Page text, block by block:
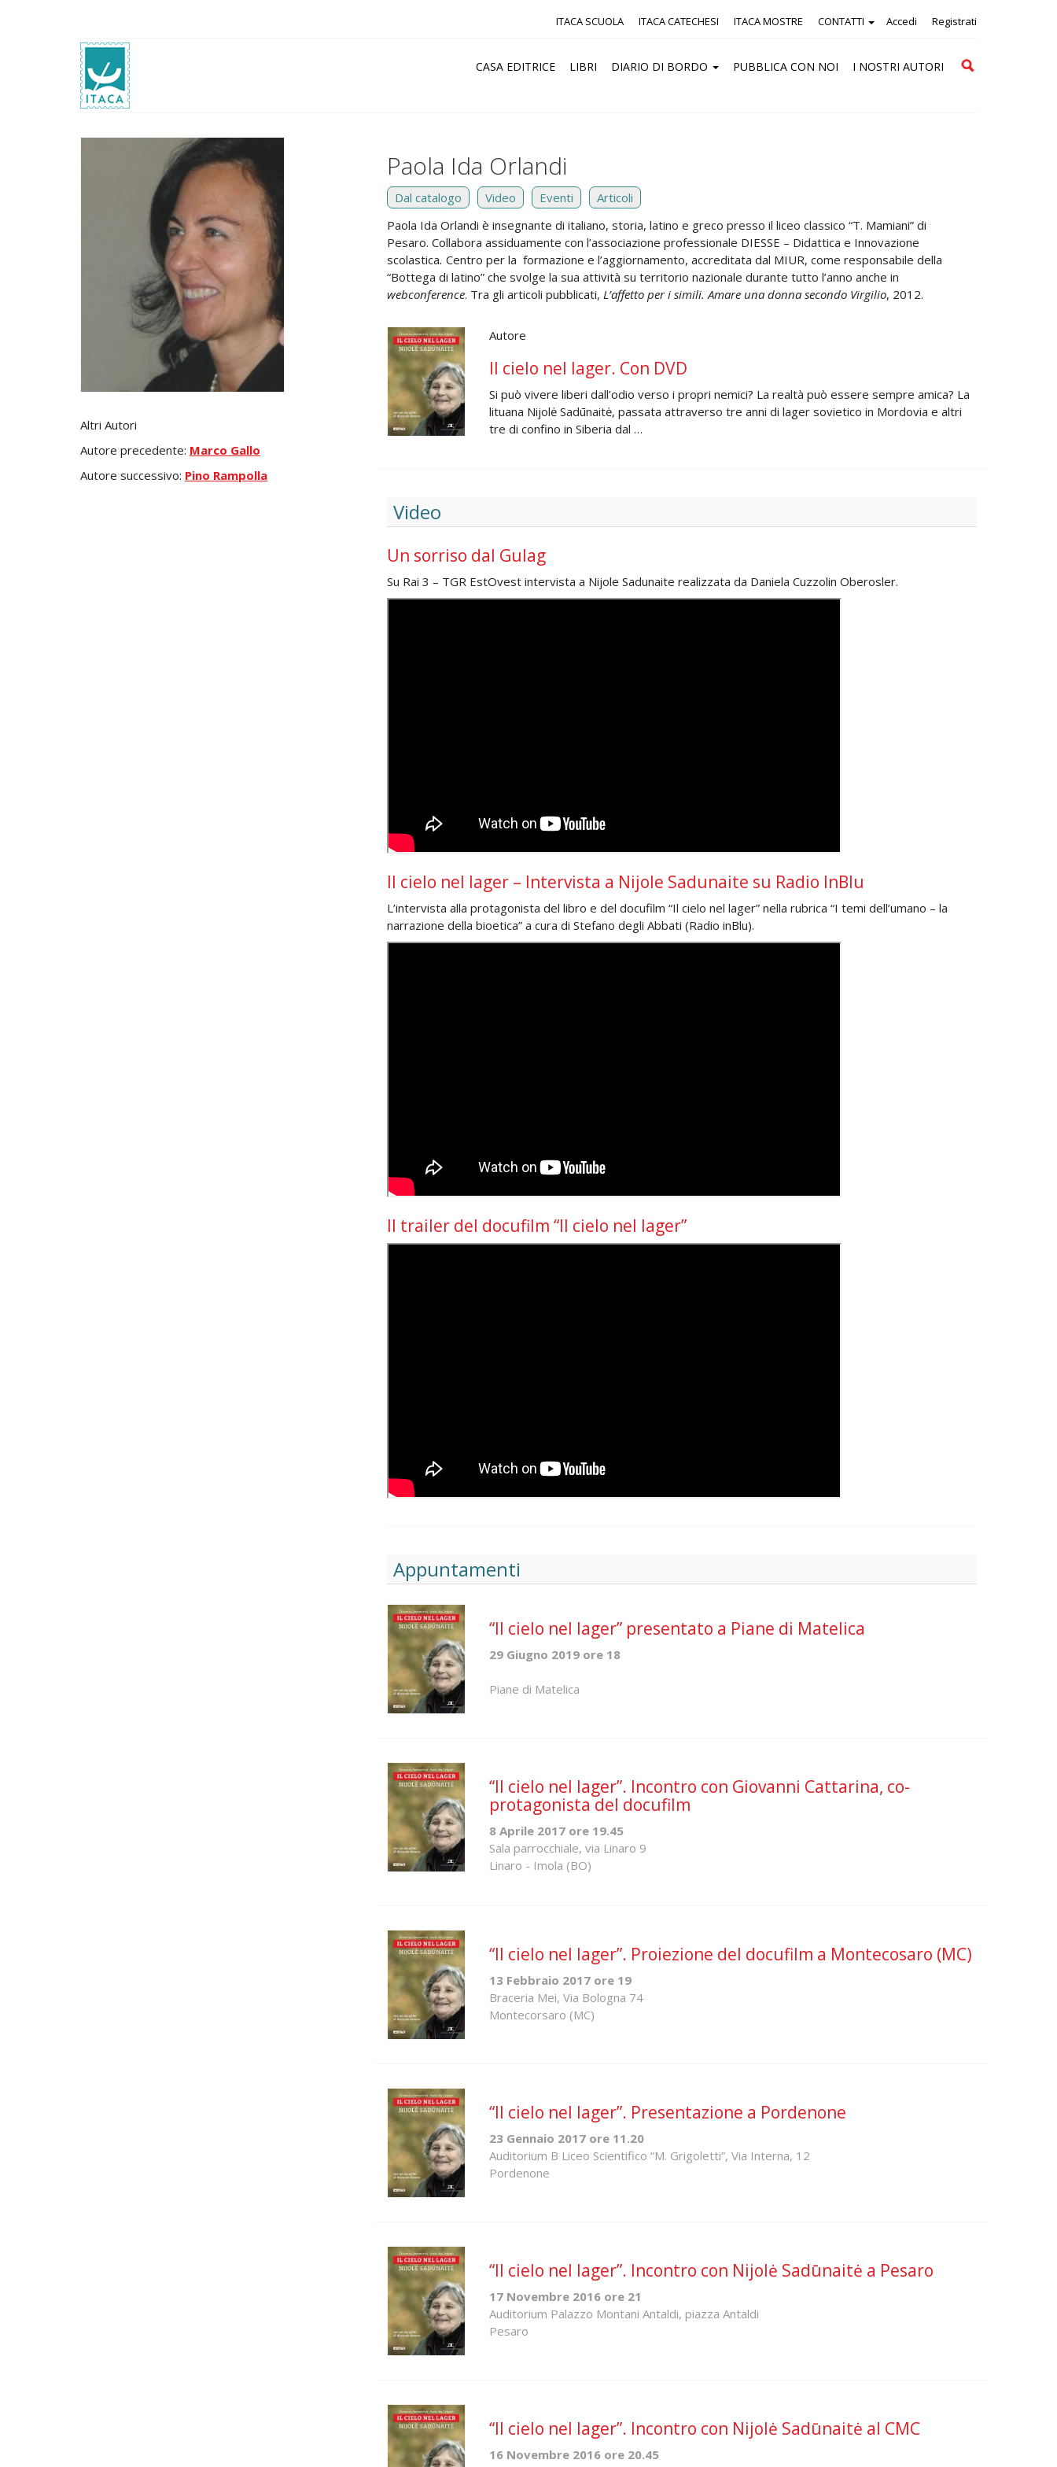
Accedi Registrati
ITACA SCUOLA ITACA CATECHESI ITACA MOSTRE CONTATTI
CASA EDITRICE LIBRI DIARIO DI BORDO PUBBLICA CON NOI I NOSTRI AUTORI
Cerca
Altri Autori
Autore precedente: Marco Gallo
Autore successivo: Pino Rampolla
Paola Ida Orlandi
Dal catalogo Video Eventi
Articoli
Paola Ida Orlandi è insegnante di italiano, storia, latino e greco presso il liceo classico “T. Mamiani” di
Pesaro. Collabora assiduamente con l’associazione professionale DIESSE – Didattica e Innovazione
scolastica. Centro per la formazione e l’aggiornamento, accreditata dal MIUR, come responsabile della
“Bottega di latino” che svolge la sua attività su territorio nazionale durante tutto l’anno anche in
webconference. Tra gli articoli pubblicati, L’affetto per i simili. Amare una donna secondo Virgilio, 2012.
Autore
Il cielo nel lager. Con DVD
Si può vivere liberi dall’odio verso i propri nemici? La realtà può essere sempre amica? La
lituana Nijolė Sadūnaitė, passata attraverso tre anni di lager sovietico in Mordovia e altri
tre di confino in Siberia dal …
Video
Un sorriso dal Gulag
Su Rai 3 – TGR EstOvest intervista a Nijole Sadunaite realizzata da Daniela Cuzzolin Oberosler.
Il cielo nel lager – Intervista a Nijole Sadunaite su Radio InBlu
L’intervista alla protagonista del libro e del docufilm “Il cielo nel lager” nella rubrica “I temi dell’umano – la
narrazione della bioetica” a cura di Stefano degli Abbati (Radio inBlu).
Il trailer del docufilm “Il cielo nel lager”
Appuntamenti
“Il cielo nel lager” presentato a Piane di Matelica
29 Giugno 2019 ore 18
Piane di Matelica
“Il cielo nel lager”. Incontro con Giovanni Cattarina, co-
protagonista del docufilm
8 Aprile 2017 ore 19.45
Sala parrocchiale, via Linaro 9
Linaro - Imola (BO)
“Il cielo nel lager”. Proiezione del docufilm a Montecosaro (MC)
13 Febbraio 2017 ore 19
Braceria Mei, Via Bologna 74
Montecorsaro (MC)
“Il cielo nel lager”. Presentazione a Pordenone
23 Gennaio 2017 ore 11.20
Auditorium B Liceo Scientifico “M. Grigoletti”, Via Interna, 12
Pordenone
“Il cielo nel lager”. Incontro con Nijolė Sadūnaitė a Pesaro
17 Novembre 2016 ore 21
Auditorium Palazzo Montani Antaldi, piazza Antaldi
Pesaro
“Il cielo nel lager”. Incontro con Nijolė Sadūnaitė al CMC
16 Novembre 2016 ore 20.45